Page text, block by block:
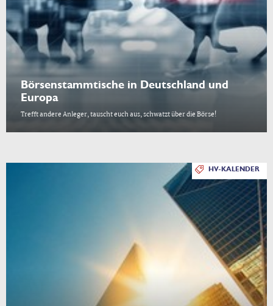
Börsenstammtische in Deutschland und
Europa
Trefft andere Anleger, tauscht euch aus, schwatzt über die Börse!
HV-KALENDER